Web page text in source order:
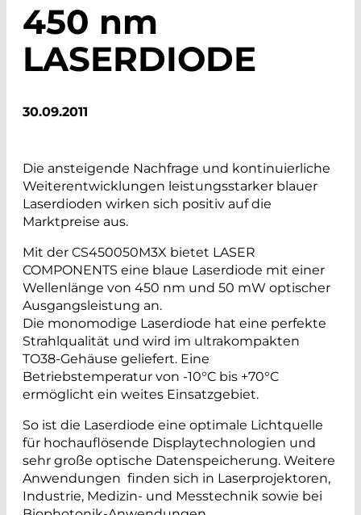
450 nm
LASERDIODE
30.09.2011
Die ansteigende Nachfrage und kontinuierliche
Weiterentwicklungen leistungsstarker blauer
Laserdioden wirken sich positiv auf die
Marktpreise aus.
Mit der CS450050M3X bietet LASER
COMPONENTS eine blaue Laserdiode mit einer
Wellenlänge von 450 nm und 50 mW optischer
Ausgangsleistung an.
Die monomodige Laserdiode hat eine perfekte
Strahlqualität und wird im ultrakompakten
TO38-Gehäuse geliefert. Eine
Betriebstemperatur von -10°C bis +70°C
ermöglicht ein weites Einsatzgebiet.
So ist die Laserdiode eine optimale Lichtquelle
für hochauflösende Displaytechnologien und
sehr große optische Datenspeicherung. Weitere
Anwendungen finden sich in Laserprojektoren,
Industrie, Medizin- und Messtechnik sowie bei